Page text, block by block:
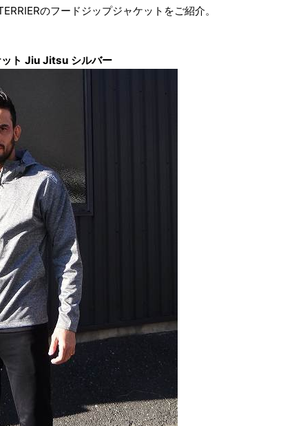
のフードジップジャケットをご紹介。
ット Jiu Jitsu シルバー